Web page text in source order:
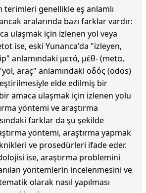
terimleri genellikle eş anlamlı
aralarında bazı farklar vardır:
ulaşmak için izlenen yol veya
ise, eski Yunanca'da "izleyen,
anlamındaki μετά, μέθ- (metα,
araç" anlamındaki οδός (odos)
elde edilmiş bir
amaca ulaşmak için izlenen yolu
yöntemi ve araştırma
farklar da şu şekilde
yöntemi, araştırma yapmak
ve prosedürleri ifade eder.
ise, araştırma problemini
yöntemlerin incelenmesini ve
olarak nasıl yapılması